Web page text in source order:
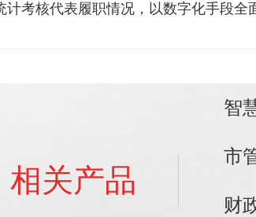
考核代表履职情况，以数字化手段全
相关产品
智
市
财